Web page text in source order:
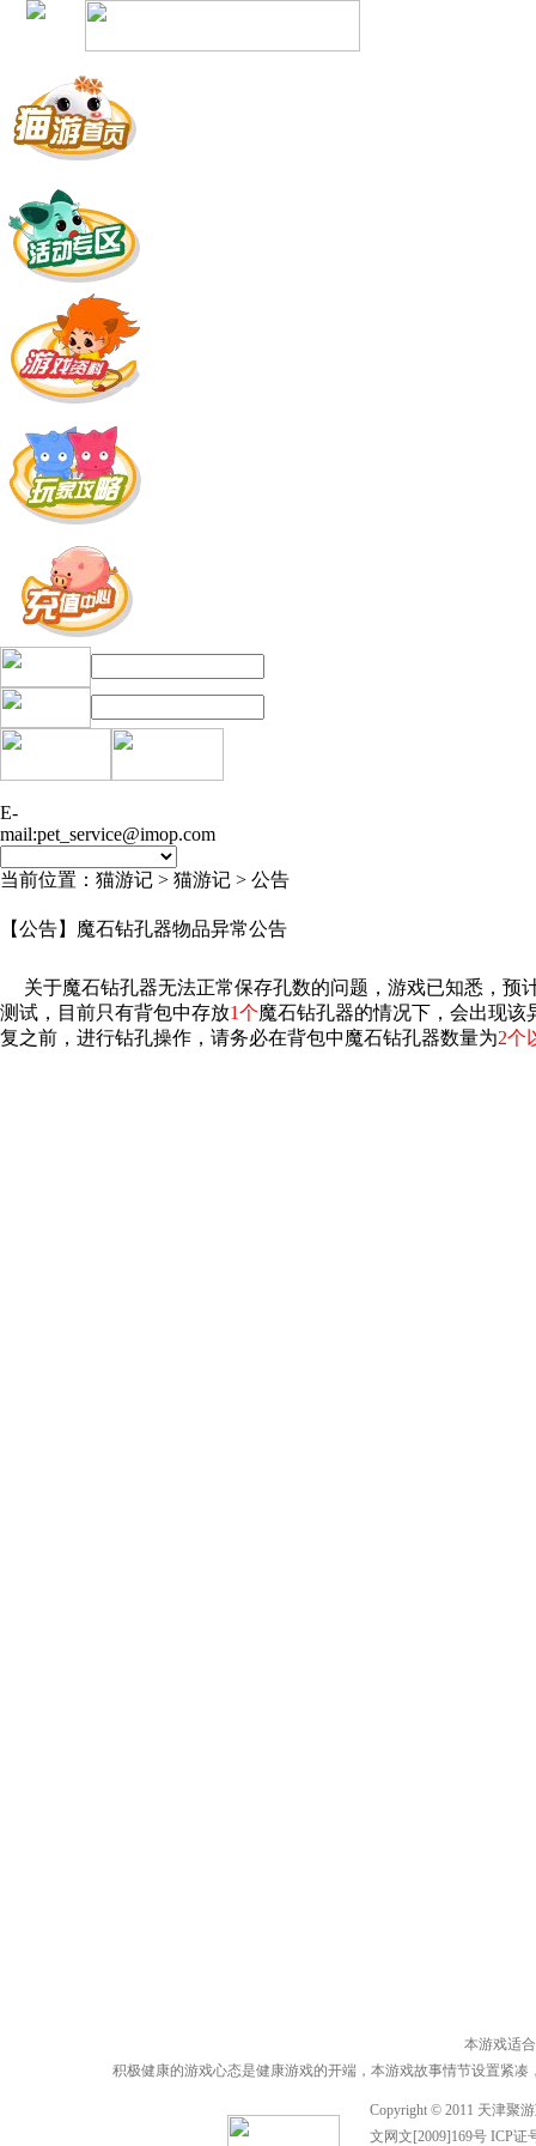
E-
mail:pet_service@imop.com
当前位置：猫游记 > 猫游记 > 公告
【公告】魔石钻孔器物品异常公告
关于魔石钻孔器无法正常保存孔数的问题，游戏已知悉，预
测试，目前只有背包中存放1个魔石钻孔器的情况下，会出现
复之前，进行钻孔操作，请务必在背包中魔石钻孔器数量为2个
本游戏适
积极健康的游戏心态是健康游戏的开端，本游戏故事情节设置紧
Copyright © 2011 天津聚
文网文[2009]169号 ICP证